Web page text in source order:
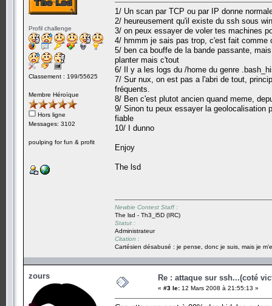
Profil challenge
Classement : 199/55625
Membre Héroïque
Hors ligne
Messages: 3102
poulping for fun & profit
1/ Un scan par TCP ou par IP donne
2/ heureusement qu'il existe du ssh sous
3/ on peux essayer de voler tes machines
4/ hmmm je sais pas trop, c'est fait comme
5/ ben ca bouffe de la bande passante,
planter mais c'tout
6/ Il y a les logs du /home du genre
7/ Sur nux, on est pas a l'abri de tout,
fréquents.
8/ Ben c'est plutot ancien quand meme,
9/ Sinon tu peux essayer la geolocalisation
fiable
10/ I dunno
Enjoy
The lsd
Newbie Contest Staff :
The lsd - Th3_l5D (IRC)
Statut :
Administrateur
Citation :
Cartésien désabusé : je pense, donc je suis, mais je
zours Re : attaque sur ssh...(coté
« #3 le: 12 Mars 2008 à 21:55:13 »